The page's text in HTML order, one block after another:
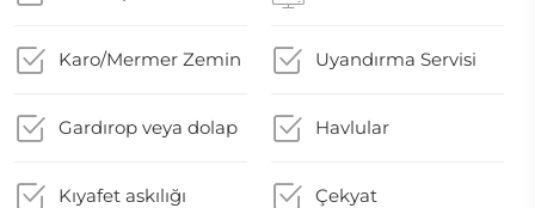
Karo/Mermer Zemin Uyandırma Servisi
Gardırop veya dolap Havlular
Kıyafet askılığı Çekyat